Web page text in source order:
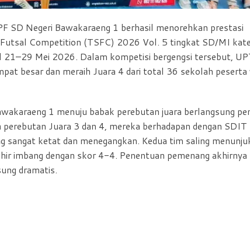
SD Negeri Bawakaraeng 1 berhasil menorehkan prestasi
Competition (TSFC) 2026 Vol. 5 tingkat SD/MI
21–29 Mei 2026. Dalam kompetisi bergengsi tersebut,
besar dan meraih Juara 4 dari total 36 sekolah peserta
1 menuju babak perebutan juara berlangsung
Juara 3 dan 4, mereka berhadapan dengan SDIT
sangat ketat dan menegangkan. Kedua tim saling
imbang dengan skor 4-4. Penentuan pemenang akhirnya
dramatis.